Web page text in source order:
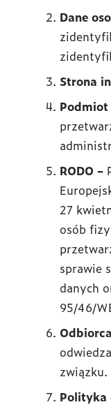
Dane
Strona
RODO –
27
osób
sprawie
danych
95/46/
związku.
Polityka